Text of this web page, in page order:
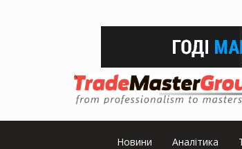
Новини Аналітика